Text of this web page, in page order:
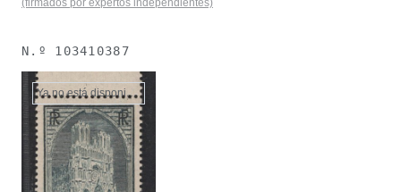
(firmados por expertos independientes)
N.º 103410387
Ya no está disponible